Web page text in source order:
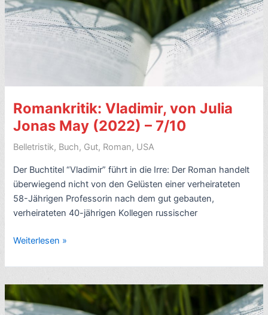
Hare,
von
Elizabeth
Romankritik: Vladimir, von Julia
Jonas May (2022) – 7/10
Belletristik, Buch, Gut, Roman, USA
Der Buchtitel “Vladimir” führt in die Irre: Der Roman handelt
überwiegend nicht von den Gelüsten einer verheirateten
58-Jährigen Professorin nach dem gut gebauten,
verheirateten 40-jährigen Kollegen russischer
Romankritik:
von
Julia
Jonas
May
Weiterlesen »